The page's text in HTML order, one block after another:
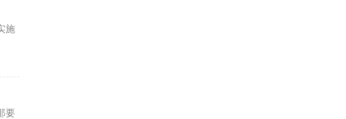
施
要